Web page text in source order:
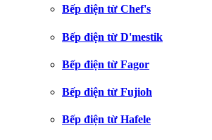
Bếp điện từ Chef's
Bếp điện từ D'mestik
Bếp điện từ Fagor
Bếp điện từ Fujioh
Bếp điện từ Hafele